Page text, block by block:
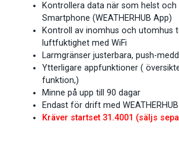
Kontrollera data när som helst och
Smartphone (WEATHERHUB App)
Kontroll av inomhus och utomhus
luftfuktighet med WiFi
Larmgränser justerbara, push-
Ytterligare appfunktioner (
funktion,)
Minne på upp till 90 dagar
Endast för drift med WEATHERHUB
Kräver startset 31.4001 (säljs